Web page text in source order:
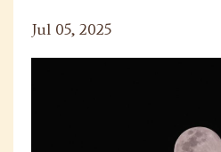
Jul 05, 2025